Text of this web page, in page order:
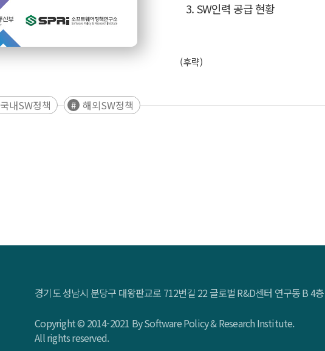
3. SW인력 공급 현황
(후략)
국내SW정책 해외SW정책
경기도 성남시 분당구 대왕판교로 712번길 22 글로벌 R&D센터 연구동 B
Copyright © 2014-2021 By Software Policy & Research Institute.
All rights reserved.